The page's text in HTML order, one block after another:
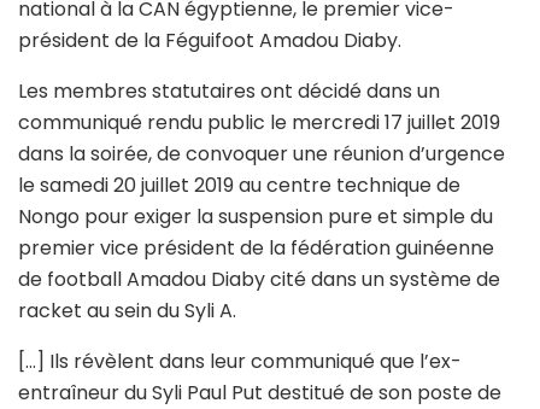
national à la CAN égyptienne, le premier vice-
président de la Féguifoot Amadou Diaby.
Les membres statutaires ont décidé dans un
communiqué rendu public le mercredi 17 juillet 2019
dans la soirée, de convoquer une réunion d’urgence
le samedi 20 juillet 2019 au centre technique de
Nongo pour exiger la suspension pure et simple du
premier vice président de la fédération guinéenne
de football Amadou Diaby cité dans un système de
racket au sein du Syli A.
[…] Ils révèlent dans leur communiqué que l’ex-
entraîneur du Syli Paul Put destitué de son poste de